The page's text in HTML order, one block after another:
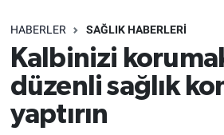
HABERLER SAĞLIK HABERLERI
Kalbinizi
düzenli sağlık
yaptırın
Gündem
Türkiye
Dünya
Eskişehirspor Arşivi
Eskişehir Arşivi
Röportaj
Süper Lig Puan Durumu ve
Tüm Manşetler
Son Dakika Haberleri